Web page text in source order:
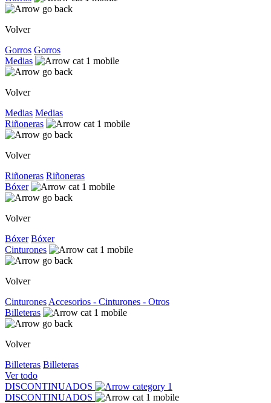
Volver
Gorros Gorros
Medias
Volver
Medias Medias
Riñoneras
Volver
Riñoneras Riñoneras
Bóxer
Volver
Bóxer Bóxer
Cinturones
Volver
Cinturones Accesorios - Cinturones - Otros
Billeteras
Volver
Billeteras Billeteras
Ver todo
DISCONTINUADOS
DISCONTINUADOS